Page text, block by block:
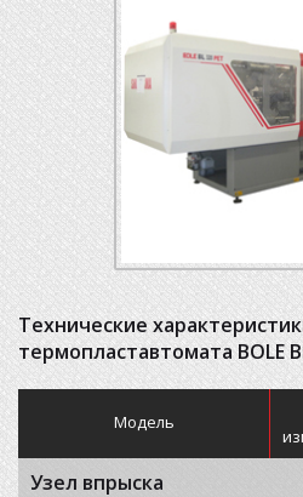
Технические
термопластавтомата BOLE
Модель
Узел впрыска